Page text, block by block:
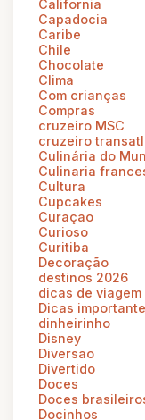
California
Capadocia
Caribe
Chile
Chocolate
Clima
Com crianças
Compras
cruzeiro MSC
cruzeiro
Culinária do
Culinaria
Cultura
Cupcakes
Curaçao
Curioso
Curitiba
Decoração
destinos 2026
dicas de viagem
Dicas
dinheirinho
Disney
Diversao
Divertido
Doces
Doces
Docinhos